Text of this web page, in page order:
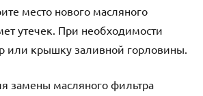
место нового масляного
утечек. При необходимости
или крышку заливной горловины.
замены масляного фильтра